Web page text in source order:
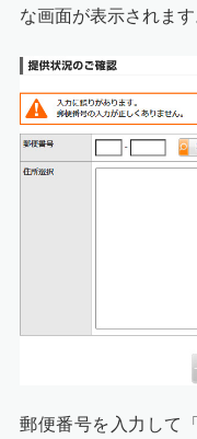
な画面が表示されます
郵便番号を入力して